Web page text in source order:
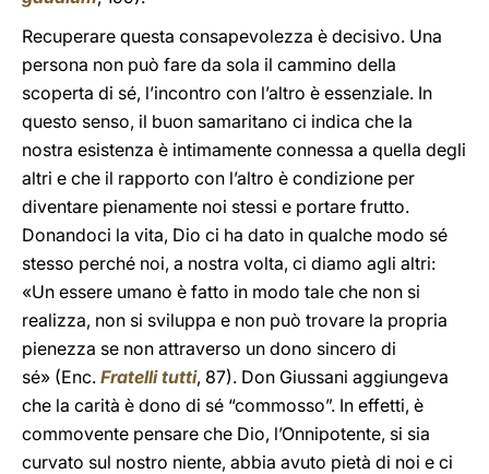
Recuperare questa consapevolezza è decisivo. Una
persona non può fare da sola il cammino della
scoperta di sé, l’incontro con l’altro è essenziale. In
questo senso, il buon samaritano ci indica che la
nostra esistenza è intimamente connessa a quella degli
altri e che il rapporto con l’altro è condizione per
diventare pienamente noi stessi e portare frutto.
Donandoci la vita, Dio ci ha dato in qualche modo sé
stesso perché noi, a nostra volta, ci diamo agli altri:
«Un essere umano è fatto in modo tale che non si
realizza, non si sviluppa e non può trovare la propria
pienezza se non attraverso un dono sincero di
sé» (Enc. Fratelli tutti, 87). Don Giussani aggiungeva
che la carità è dono di sé “commosso”. In effetti, è
commovente pensare che Dio, l’Onnipotente, si sia
curvato sul nostro niente, abbia avuto pietà di noi e ci